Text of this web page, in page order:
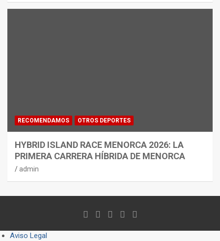
RECOMENDAMOS OTROS DEPORTES
HYBRID ISLAND RACE MENORCA 2026: LA
PRIMERA CARRERA HÍBRIDA DE MENORCA
admin
Aviso Legal